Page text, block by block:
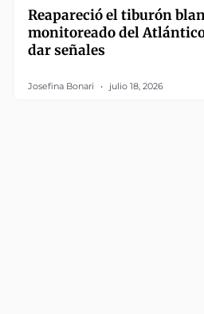
Reapareció el tiburón
monitoreado del
dar señales
Josefina Bonari julio 18, 2026